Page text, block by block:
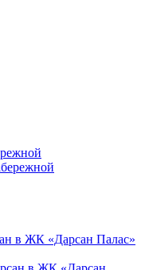
в ЖК «Дарсан Палас»